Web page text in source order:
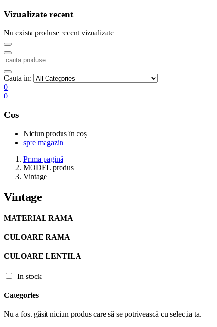
Vizualizate recent
Nu exista produse recent vizualizate
Cauta in:
0
0
Cos
Niciun produs în coș
spre magazin
Prima pagină
MODEL produs
Vintage
Vintage
MATERIAL RAMA
CULOARE RAMA
CULOARE LENTILA
In stock
Categories
Nu a fost găsit niciun produs care să se potrivească cu selecția ta.